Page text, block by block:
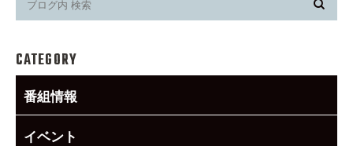
CATEGORY
番組情報
イベント